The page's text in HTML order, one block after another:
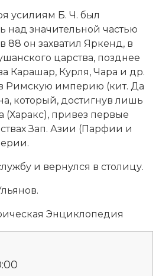
отношений
движения
усилиям Б. Ч. был
над значительной частью
88 он захватил Яркенд, в
царства, позднее
Карашар, Курля, Чара и др.
Римскую империю (кит. Да
который, достигнув лишь
(Харакс), привез первые
Зап. Азии (Парфии и
и вернулся в столицу.
Энциклопедия